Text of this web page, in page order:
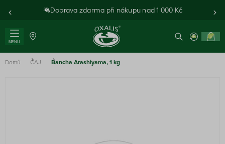
Doprava zdarma při nákupu nad 1 000 Kč
MENU
0
Domů ČAJ Bancha Arashiyama, 1 kg